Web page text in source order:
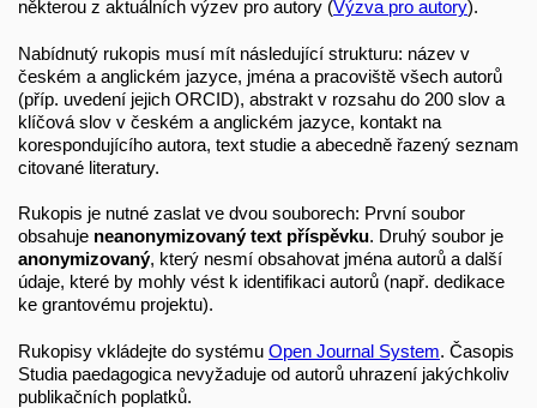
některou z aktuálních výzev pro autory (Výzva pro autory).
Nabídnutý rukopis musí mít následující strukturu: název v
českém a anglickém jazyce, jména a pracoviště všech autorů
(příp. uvedení jejich ORCID), abstrakt v rozsahu do 200 slov a
klíčová slov v českém a anglickém jazyce, kontakt na
korespondujícího autora, text studie a abecedně řazený seznam
citované literatury.
Rukopis je nutné zaslat ve dvou souborech: První soubor
obsahuje neanonymizovaný text příspěvku. Druhý soubor je
anonymizovaný, který nesmí obsahovat jména autorů a další
údaje, které by mohly vést k identifikaci autorů (např. dedikace
ke grantovému projektu).
Rukopisy vkládejte do systému Open Journal System. Časopis
Studia paedagogica nevyžaduje od autorů uhrazení jakýchkoliv
publikačních poplatků.